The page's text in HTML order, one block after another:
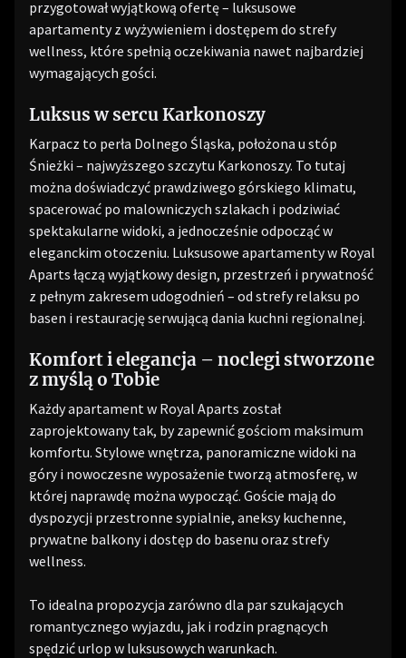
przygotował wyjątkową ofertę – luksusowe
apartamenty z wyżywieniem i dostępem do strefy
wellness, które spełnią oczekiwania nawet najbardziej
wymagających gości.
Luksus w sercu Karkonoszy
Karpacz to perła Dolnego Śląska, położona u stóp
Śnieżki – najwyższego szczytu Karkonoszy. To tutaj
można doświadczyć prawdziwego górskiego klimatu,
spacerować po malowniczych szlakach i podziwiać
spektakularne widoki, a jednocześnie odpocząć w
eleganckim otoczeniu. Luksusowe apartamenty w Royal
Aparts łączą wyjątkowy design, przestrzeń i prywatność
z pełnym zakresem udogodnień – od strefy relaksu po
basen i restaurację serwującą dania kuchni regionalnej.
Komfort i elegancja – noclegi stworzone
z myślą o Tobie
Każdy apartament w Royal Aparts został
zaprojektowany tak, by zapewnić gościom maksimum
komfortu. Stylowe wnętrza, panoramiczne widoki na
góry i nowoczesne wyposażenie tworzą atmosferę, w
której naprawdę można wypocząć. Goście mają do
dyspozycji przestronne sypialnie, aneksy kuchenne,
prywatne balkony i dostęp do basenu oraz strefy
wellness.
To idealna propozycja zarówno dla par szukających
romantycznego wyjazdu, jak i rodzin pragnących
spędzić urlop w luksusowych warunkach.